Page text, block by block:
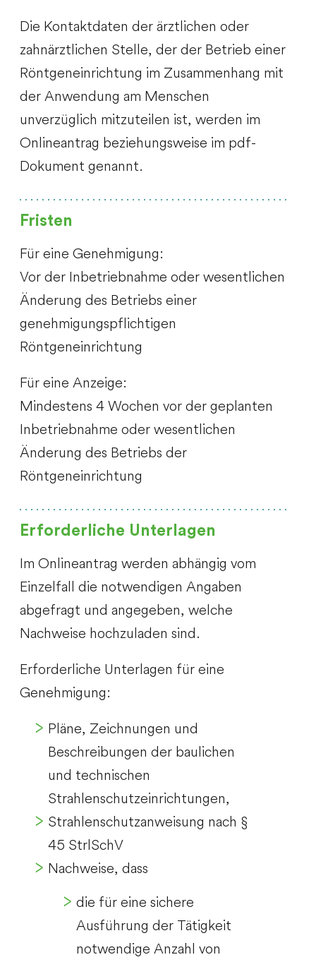
Die Kontaktdaten der ärztlichen oder
zahnärztlichen Stelle, der der Betrieb einer
Röntgeneinrichtung im Zusammenhang mit
der Anwendung am Menschen
unverzüglich mitzuteilen ist, werden im
Onlineantrag beziehungsweise im pdf-
Dokument genannt.
Fristen
Für eine Genehmigung:
Vor der Inbetriebnahme oder wesentlichen
Änderung des Betriebs einer
genehmigungspflichtigen
Röntgeneinrichtung
Für eine Anzeige:
Mindestens 4 Wochen vor der geplanten
Inbetriebnahme oder wesentlichen
Änderung des Betriebs der
Röntgeneinrichtung
Erforderliche Unterlagen
Im Onlineantrag werden abhängig vom
Einzelfall die notwendigen Angaben
abgefragt und angegeben, welche
Nachweise hochzuladen sind.
Erforderliche Unterlagen für eine
Genehmigung:
Pläne, Zeichnungen und
Beschreibungen der baulichen
und technischen
Strahlenschutzeinrichtungen,
Strahlenschutzanweisung nach §
45 StrlSchV
Nachweise, dass
die für eine sichere
Ausführung der Tätigkeit
notwendige Anzahl von